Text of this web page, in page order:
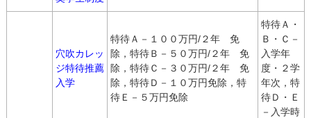
穴吹カレッ
ジ特待推薦
入学
特待Ａ－１００万円/２年 免
除，特待Ｂ－５０万円/２年 免
除，特待Ｃ－３０万円/２年 免
除，特待Ｄ－１０万円免除，特
待Ｅ－５万円免除
特待Ａ・
Ｂ・Ｃ－
入学年
度・２学
年次，特
待Ｄ・Ｅ
－入学時